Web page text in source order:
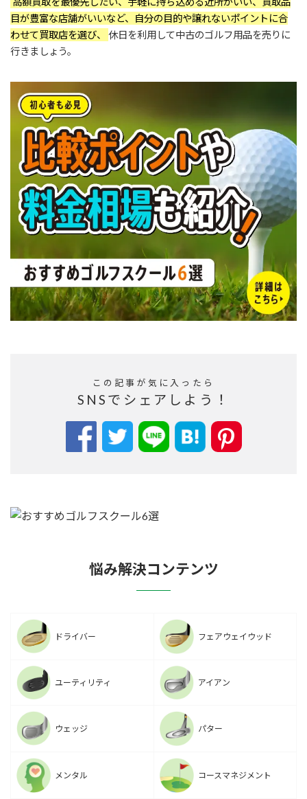
目が豊富な店舗がいいなど、自分の目的や譲れないポイントに合
わせて買取店を選び、 休日を利用して中古のゴルフ用品を売りに
行きましょう。
この記事が気に入ったら
SNSでシェアしよう！
悩み解決コンテンツ
ドライバー フェアウェイウッド
ユーティリティ アイアン
ウェッジ パター
メンタル コースマネジメント